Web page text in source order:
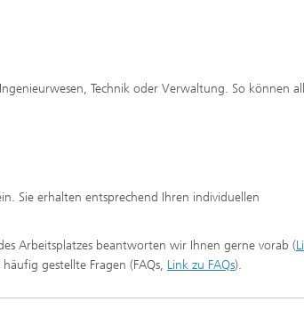
Technik oder Verwaltung. So können
Sie erhalten entsprechend Ihren individuellen
Arbeitsplatzes beantworten wir Ihnen gerne vorab (
gestellte Fragen (FAQs, Link zu FAQs).